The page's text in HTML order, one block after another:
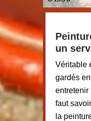
un
Véritable
gardés
entretenir
faut
la